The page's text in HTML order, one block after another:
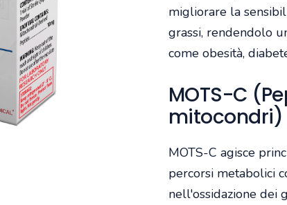
migliorare la
grassi, rendendolo
come obesità,
MOTS-C
mitocondri)
MOTS-C agisce
percorsi metabolici
nell'ossidazione dei